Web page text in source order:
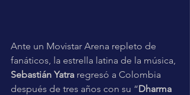
Ante un Movistar Arena repleto de
fanáticos, la estrella latina de la música,
Sebastián Yatra regresó a Colombia
después de tres años con su “Dharma